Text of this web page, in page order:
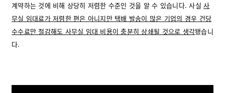
계약하는 것에 비해 상당히 저렴한 수준인 것을 알 수 있습니다. 사실사
무실 임대료가 저렴한 편은 아니지만 택배 발송이 많은 기업의 경우 건당
수수료만 절감해도 사무실 임대 비용이 충분히 상쇄될 것으로 생각됐습니
다.